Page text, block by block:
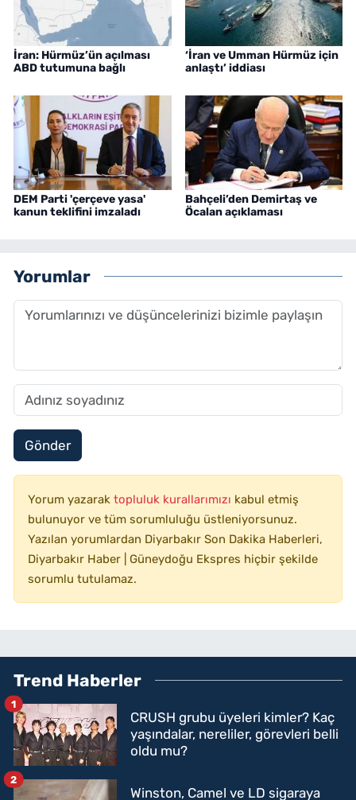
İran: Hürmüz’ün açılması
ABD tutumuna bağlı
‘İran ve Umman Hürmüz için
anlaştı’ iddiası
DEM Parti 'çerçeve yasa'
kanun teklifini imzaladı
Bahçeli’den Demirtaş ve
Öcalan açıklaması
Yorumlar
Gönder
Yorum yazarak topluluk kurallarımızı kabul etmiş
bulunuyor ve tüm sorumluluğu üstleniyorsunuz.
Yazılan yorumlardan Diyarbakır Son Dakika Haberleri,
Diyarbakır Haber | Güneydoğu Ekspres hiçbir şekilde
sorumlu tutulamaz.
Trend Haberler
CRUSH grubu üyeleri kimler? Kaç
yaşındalar, nereliler, görevleri belli
oldu mu?
1
Winston, Camel ve LD sigaraya
2